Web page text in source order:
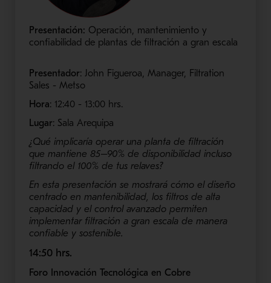
Presentación: Operación, mantenimiento y
confiabilidad de plantas de filtración a gran escala
Presentador: John Figueroa, Manager, Filtration
Sales - Metso
Hora: 12:40 - 13:00​ hrs.
Lugar: Sala Arequipa
¿Qué implicaría operar una planta de filtración
que mantiene 85–90% de disponibilidad incluso
filtrando el 100% de tus relaves?
En esta presentación se mostrará cómo el diseño
centrado en mantenibilidad, los filtros de alta
capacidad y el control avanzado permiten
implementar filtración a gran escala de manera
confiable y sostenible.
14:50 hrs.
Foro Innovación Tecnológica en Cobre